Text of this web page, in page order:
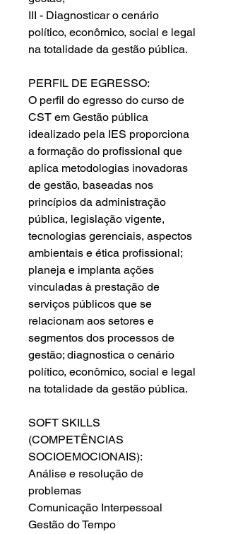
III - Diagnosticar o cenário
político, econômico, social e legal
na totalidade da gestão pública.
PERFIL DE EGRESSO:
O perfil do egresso do curso de
CST em Gestão pública
idealizado pela IES proporciona
a formação do profissional que
aplica metodologias inovadoras
de gestão, baseadas nos
princípios da administração
pública, legislação vigente,
tecnologias gerenciais, aspectos
ambientais e ética profissional;
planeja e implanta ações
vinculadas à prestação de
serviços públicos que se
relacionam aos setores e
segmentos dos processos de
gestão; diagnostica o cenário
político, econômico, social e legal
na totalidade da gestão pública.
SOFT SKILLS
(COMPETÊNCIAS
SOCIOEMOCIONAIS):
Análise e resolução de
problemas
Comunicação Interpessoal
Gestão do Tempo